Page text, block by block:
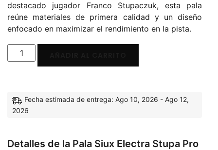
destacado jugador Franco Stupaczuk, esta pala
reúne materiales de primera calidad y un diseño
enfocado en maximizar el rendimiento en la pista.
Fecha estimada de entrega: Ago 10, 2026 - Ago 12,
2026
Detalles de la Pala Siux Electra Stupa Pro